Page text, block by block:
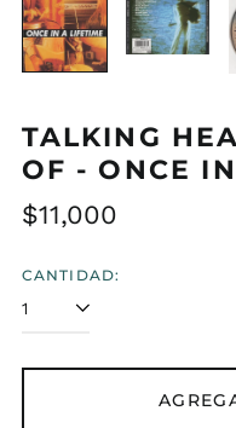
TALKING
OF - ONCE
Precio
$11,000
CANTIDAD: